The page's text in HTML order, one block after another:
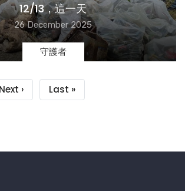
12/13，這一天
26 December 2025
守護者
下
Next ›
Last
Last »